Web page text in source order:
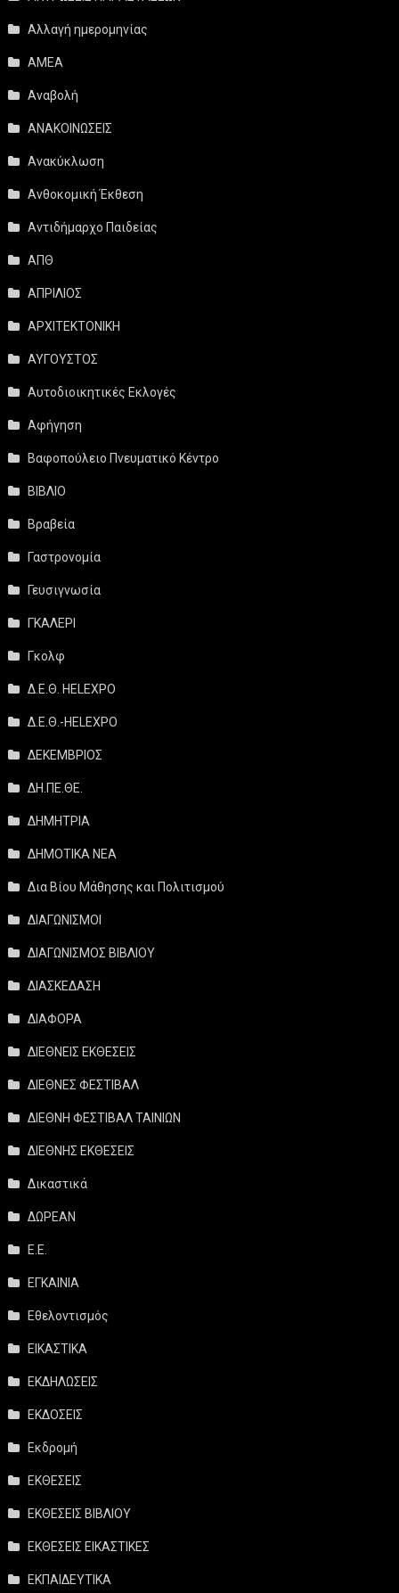
Αλλαγή ημερομηνίας
ΑΜΕΑ
Αναβολή
ΑΝΑΚΟΙΝΩΣΕΙΣ
Ανακύκλωση
Ανθοκομική Έκθεση
Αντιδήμαρχο Παιδείας
ΑΠΘ
ΑΠΡΙΛΙΟΣ
ΑΡΧΙΤΕΚΤΟΝΙΚΗ
ΑΥΓΟΥΣΤΟΣ
Αυτοδιοικητικές Εκλογές
Αφήγηση
Βαφοπούλειο Πνευματικό Κέντρο
ΒΙΒΛΙΟ
Βραβεία
Γαστρονομία
Γευσιγνωσία
ΓΚΑΛΕΡΙ
Γκολφ
Δ.Ε.Θ. HELEXPO
Δ.Ε.Θ.-HELEXPO
ΔΕΚΕΜΒΡΙΟΣ
ΔΗ.ΠΕ.ΘΕ.
ΔΗΜΗΤΡΙΑ
ΔΗΜΟΤΙΚΑ ΝΕΑ
Δια Βίου Μάθησης και Πολιτισμού
ΔΙΑΓΩΝΙΣΜΟΙ
ΔΙΑΓΩΝΙΣΜΟΣ ΒΙΒΛΙΟΥ
ΔΙΑΣΚΕΔΑΣΗ
ΔΙΑΦΟΡΑ
ΔΙΕΘΝΕΙΣ ΕΚΘΕΣΕΙΣ
ΔΙΕΘΝΕΣ ΦΕΣΤΙΒΑΛ
ΔΙΕΘΝΗ ΦΕΣΤΙΒΑΛ ΤΑΙΝΙΩΝ
ΔΙΕΘΝΗΣ ΕΚΘΕΣΕΙΣ
Δικαστικά
ΔΩΡΕΑΝ
Ε.Ε.
ΕΓΚΑΙΝΙΑ
Εθελοντισμός
ΕΙΚΑΣΤΙΚΑ
ΕΚΔΗΛΩΣΕΙΣ
ΕΚΔΟΣΕΙΣ
Εκδρομή
ΕΚΘΕΣΕΙΣ
ΕΚΘΕΣΕΙΣ ΒΙΒΛΙΟΥ
ΕΚΘΕΣΕΙΣ ΕΙΚΑΣΤΙΚΕΣ
ΕΚΠΑΙΔΕΥΤΙΚΑ